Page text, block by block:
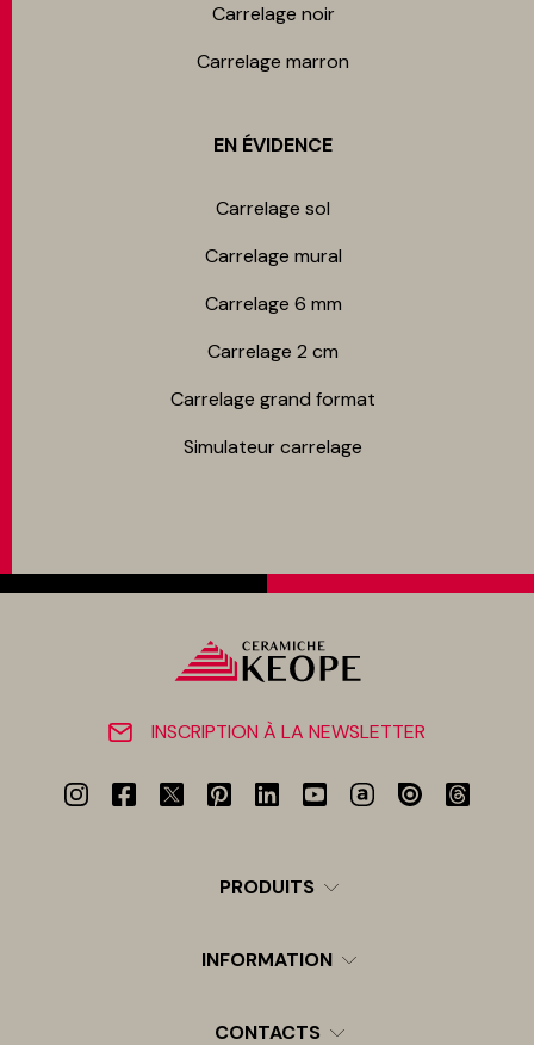
Carrelage noir
Carrelage marron
EN ÉVIDENCE
Carrelage sol
Carrelage mur​al
Carrelage 6 mm
Carrelage 2 cm
Carrelage grand format
Simulateur carrelage
INSCRIPTION À LA NEWSLETTER
PRODUITS
INFORMATION
CONTACTS